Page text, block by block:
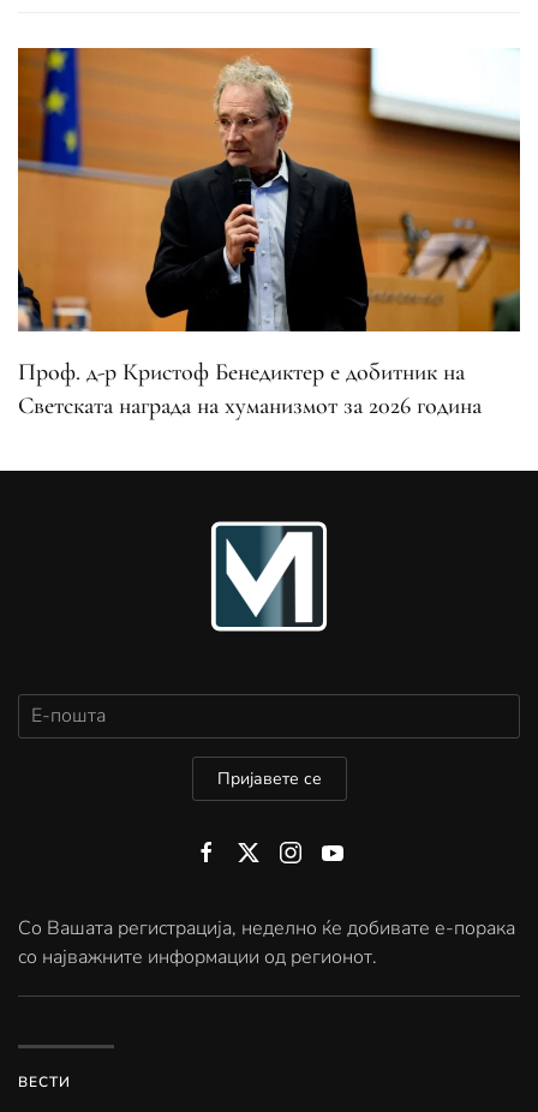
Проф. д-р Кристоф Бенедиктер е добитник на
Светската награда на хуманизмот за 2026 година
Пријавете се
Со Вашата регистрација, неделно ќе добивате е-порака
со најважните информации од регионот.
ВЕСТИ